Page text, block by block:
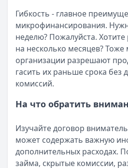
Гибкость - главное
микрофинансирования.
неделю? Пожалуйста.
на несколько месяцев?
организации разрешают
гасить их раньше срока без
комиссий.
На что обратить
Изучайте договор
может содержать важную
дополнительных расходах.
займа, скрытые комиссии,